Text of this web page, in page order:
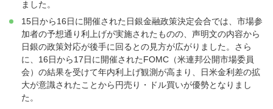
ました。
15日から16日に開催された日銀金融政策決定会合では、市場参
加者の予想通り利上げが実施されたものの、声明文の内容から
日銀の政策対応が後手に回るとの見方が広がりました。さら
に、16日から17日に開催されたFOMC（米連邦公開市場委員
会）の結果を受けて年内利上げ観測が高まり、日米金利差の拡
大が意識されたことから円売り・ドル買いが優勢となりまし
た。